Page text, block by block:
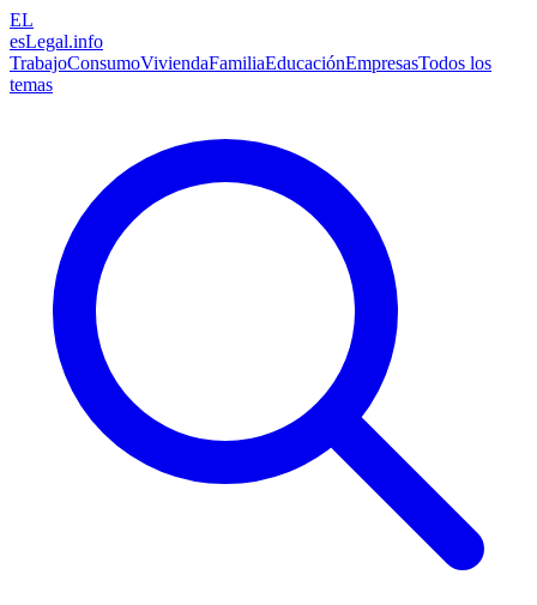
EL
esLegal.info
TrabajoConsumoViviendaFamiliaEducaciónEmpresasTodos los
temas